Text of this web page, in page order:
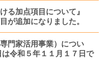
ける加点項目について』
が追加になりました。
門家活用事業）につい
令和５年１１月１７日で